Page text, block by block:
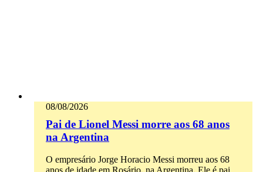
08/08/2026
Pai de Lionel Messi morre aos 68 anos
na Argentina
O empresário Jorge Horacio Messi morreu aos 68